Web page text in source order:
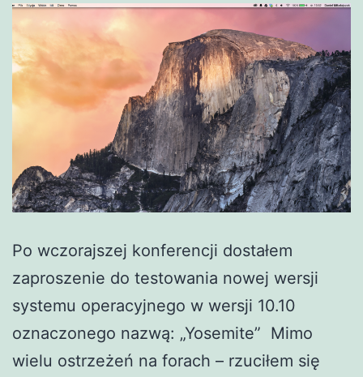
Po wczorajszej konferencji dostałem
zaproszenie do testowania nowej wersji
systemu operacyjnego w wersji 10.10
oznaczonego nazwą: „Yosemite” Mimo
wielu ostrzeżeń na forach – rzuciłem się